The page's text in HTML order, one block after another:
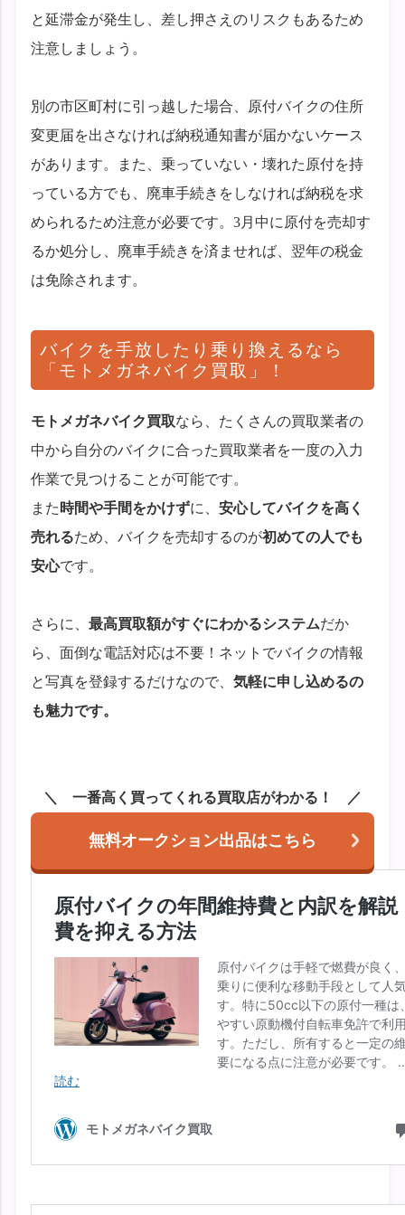
と延滞金が発生し、差し押さえのリスクもあるため
注意しましょう。
別の市区町村に引っ越した場合、原付バイクの住所
変更届を出さなければ納税通知書が届かないケース
があります。また、乗っていない・壊れた原付を持
っている方でも、廃車手続きをしなければ納税を求
められるため注意が必要です。3月中に原付を売却す
るか処分し、廃車手続きを済ませれば、翌年の税金
は免除されます。
バイクを手放したり乗り換えるなら
「モトメガネバイク買取」！
モトメガネバイク買取なら、たくさんの買取業者の
中から自分のバイクに合った買取業者を一度の入力
作業で見つけることが可能です。
また 時間や手間をかけずに、安心してバイクを高く
売れるため、バイクを売却するのが初めての人でも
安心です。
さらに、最高買取額がすぐにわかるシステムだか
ら、面倒な電話対応は不要！ネットでバイクの情報
と写真を登録するだけなので、気軽に申し込めるの
も魅力です。
一番高く買ってくれる買取店がわかる！
無料オークション出品はこちら